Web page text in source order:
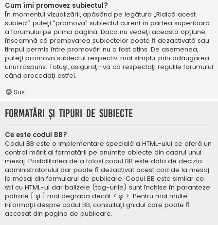
Cum îmi promovez subiectul?
În momentul vizualizării, apăsând pe legătura „Ridică acest
subiect” puteţi "promova" subiectul curent în partea superioară
a forumului pe prima pagină. Dacă nu vedeţi această opţiune,
înseamnă că promovarea subiectelor poate fi dezactivată sau
timpul permis între promovări nu a fost atins. De asemenea,
puteţi promova subiectul respectiv, mai simplu, prin adăugarea
unui răspuns. Totuşi, asiguraţi-vă că respectaţi regulile forumului
când procedaţi astfel.
Sus
Formatări şi tipuri de subiecte
Ce este codul BB?
Codul BB este o implementare specială a HTML-ului ce oferă un
control mărit al formatării pe anumite obiecte din cadrul unui
mesaj. Posibilitatea de a folosi codul BB este dată de decizia
administratorului dar poate fi dezactivat acest cod de la mesaj
la mesaj din formularul de publicare. Codul BB este similar ca
stil cu HTML-ul dar balizele (tag-urile) sunt închise în paranteze
pătrate [ şi ] mai degrabă decât < şi >. Pentru mai multe
informaţii despre codul BB, consultaţi ghidul care poate fi
accesat din pagina de publicare.